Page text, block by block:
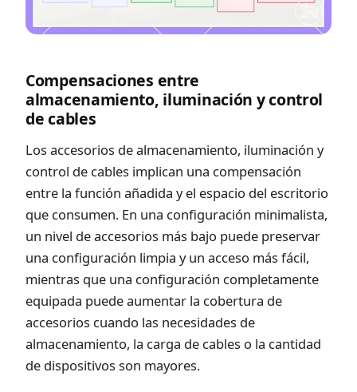
Compensaciones entre
almacenamiento, iluminación y control
de cables
Los accesorios de almacenamiento, iluminación y
control de cables implican una compensación
entre la función añadida y el espacio del escritorio
que consumen. En una configuración minimalista,
un nivel de accesorios más bajo puede preservar
una configuración limpia y un acceso más fácil,
mientras que una configuración completamente
equipada puede aumentar la cobertura de
accesorios cuando las necesidades de
almacenamiento, la carga de cables o la cantidad
de dispositivos son mayores.